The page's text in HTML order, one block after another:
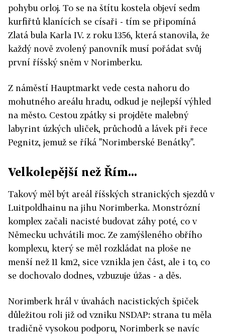
pohybu orloj. To se na štítu kostela objeví sedm
kurfiřtů klanících se císaři - tím se připomíná
Zlatá bula Karla IV. z roku 1356, která stanovila, že
každý nově zvolený panovník musí pořádat svůj
první říšský sněm v Norimberku.
Z náměstí Hauptmarkt vede cesta nahoru do
mohutného areálu hradu, odkud je nejlepší výhled
na město. Cestou zpátky si projděte malebný
labyrint úzkých uliček, průchodů a lávek při řece
Pegnitz, jemuž se říká "Norimberské Benátky".
Velkolepější než Řím...
Takový měl být areál říšských stranických sjezdů v
Luitpoldhainu na jihu Norimberka. Monstrózní
komplex začali nacisté budovat záhy poté, co v
Německu uchvátili moc. Ze zamýšleného obřího
komplexu, který se měl rozkládat na ploše ne
menší než 11 km2, sice vznikla jen část, ale i to, co
se dochovalo dodnes, vzbuzuje úžas - a děs.
Norimberk hrál v úvahách nacistických špiček
důležitou roli již od vzniku NSDAP: strana tu měla
tradičně vysokou podporu, Norimberk se navíc